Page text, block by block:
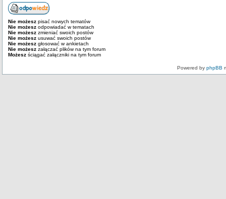
Nie możesz pisać nowych tematów
Nie możesz odpowiadać w tematach
Nie możesz zmieniać swoich postów
Nie możesz usuwać swoich postów
Nie możesz głosować w ankietach
Nie możesz załączać plików na tym forum
Możesz ściągać załączniki na tym forum
Powered by phpBB